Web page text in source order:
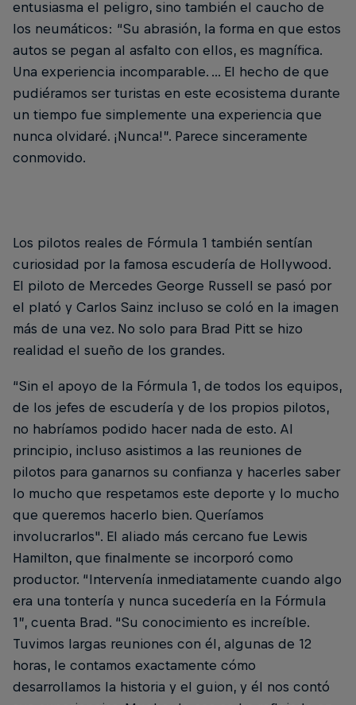
entusiasma el peligro, sino también el caucho de
los neumáticos: “Su abrasión, la forma en que estos
autos se pegan al asfalto con ellos, es magnífica.
Una experiencia incomparable. ... El hecho de que
pudiéramos ser turistas en este ecosistema durante
un tiempo fue simplemente una experiencia que
nunca olvidaré. ¡Nunca!”. Parece sinceramente
conmovido.
Los pilotos reales de Fórmula 1 también sentían
curiosidad por la famosa escudería de Hollywood.
El piloto de Mercedes George Russell se pasó por
el plató y Carlos Sainz incluso se coló en la imagen
más de una vez. No solo para Brad Pitt se hizo
realidad el sueño de los grandes.
“Sin el apoyo de la Fórmula 1, de todos los equipos,
de los jefes de escudería y de los propios pilotos,
no habríamos podido hacer nada de esto. Al
principio, incluso asistimos a las reuniones de
pilotos para ganarnos su confianza y hacerles saber
lo mucho que respetamos este deporte y lo mucho
que queremos hacerlo bien. Queríamos
involucrarlos". El aliado más cercano fue Lewis
Hamilton, que finalmente se incorporó como
productor. “Intervenía inmediatamente cuando algo
era una tontería y nunca sucedería en la Fórmula
1”, cuenta Brad. “Su conocimiento es increíble.
Tuvimos largas reuniones con él, algunas de 12
horas, le contamos exactamente cómo
desarrollamos la historia y el guion, y él nos contó